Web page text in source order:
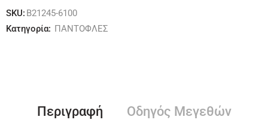
SKU: B21245-6100
Κατηγορία: ΠΑΝΤΟΦΛΕΣ
Περιγραφή Οδηγός Μεγεθών